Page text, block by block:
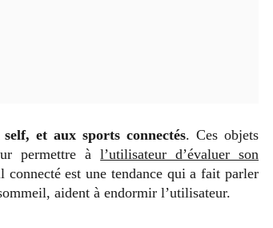
et aux sports connectés. Ces objets
permettre àl’utilisateur d’évaluer son
connecté est une tendance qui a fait parler
aident à endormir l’utilisateur.